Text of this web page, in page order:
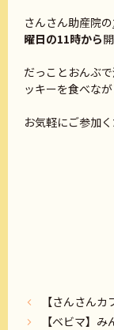
さんさん助産院の
曜日の11時から
だっことおんぶ
ッキーを食べな
お気軽にご参加
【さんさん
【ベビマ】